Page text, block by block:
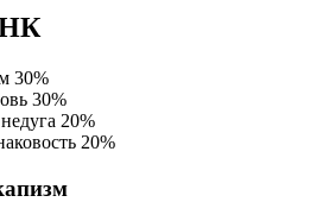
30%
30%
20%
20%